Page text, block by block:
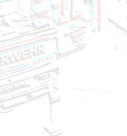
Brandeinsatz - BMA -
Technischer Einsatz -
Brandeinsatz - BMA -
Technischer Einsatz -
Brandeinsatz - BMA -
Technischer Einsatz -
Technischer Einsatz -
Brandeinsatz - BMA -
Brandeinsatz - BMA -